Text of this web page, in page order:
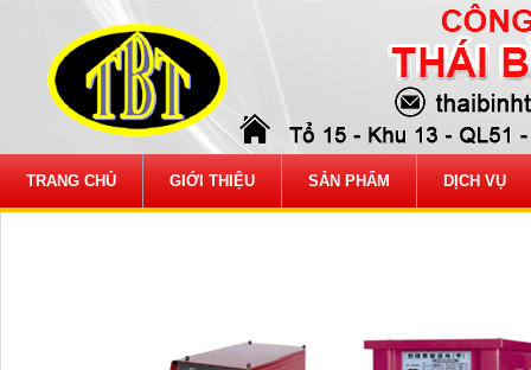
TRANG CHỦ GIỚI THIỆU SẢN PHẨM DỊCH VỤ